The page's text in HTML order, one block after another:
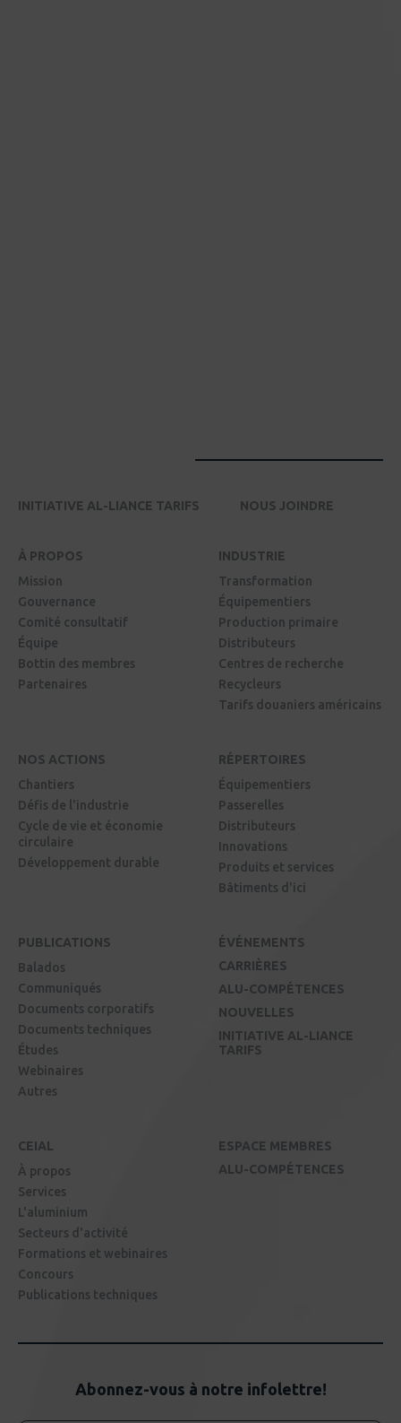
INITIATIVE AL-LIANCE TARIFS NOUS JOINDRE
À PROPOS
Mission
Gouvernance
Comité consultatif
Équipe
Bottin des membres
Partenaires
INDUSTRIE
Transformation
Équipementiers
Production primaire
Distributeurs
Centres de recherche
Recycleurs
Tarifs douaniers américains
NOS ACTIONS
Chantiers
Défis de l'industrie
Cycle de vie et économie
circulaire
Développement durable
RÉPERTOIRES
Équipementiers
Passerelles
Distributeurs
Innovations
Produits et services
Bâtiments d'ici
PUBLICATIONS
Balados
Communiqués
Documents corporatifs
Documents techniques
Études
Webinaires
Autres
ÉVÉNEMENTS
CARRIÈRES
ALU-COMPÉTENCES
NOUVELLES
INITIATIVE AL-LIANCE
TARIFS
CEIAL
À propos
Services
L'aluminium
Secteurs d'activité
Formations et webinaires
Concours
Publications techniques
ESPACE MEMBRES
ALU-COMPÉTENCES
Abonnez-vous à notre infolettre!